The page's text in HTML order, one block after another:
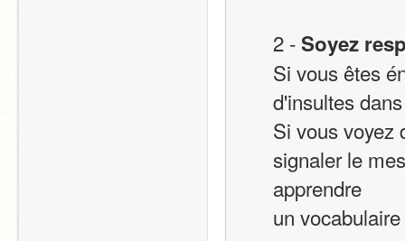
2 - Soyez
Si vous êtes
d'insultes
Si vous voyez
signaler le
apprendre
un